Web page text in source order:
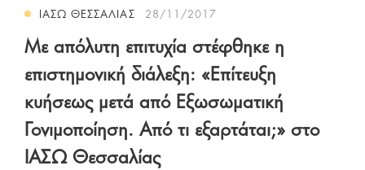
ΙΑΣΩ ΘΕΣΣΑΛΙΑΣ 28/11/2017
Με απόλυτη επιτυχία στέφθηκε η
επιστημονική διάλεξη: «Επίτευξη
κυήσεως μετά από Εξωσωματική
Γονιμοποίηση. Από τι εξαρτάται;» στο
ΙΑΣΩ Θεσσαλίας